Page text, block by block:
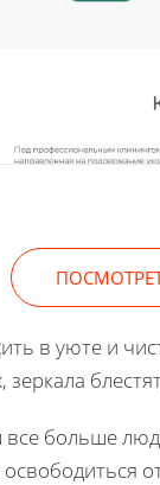
в уюте и
зеркала
больше